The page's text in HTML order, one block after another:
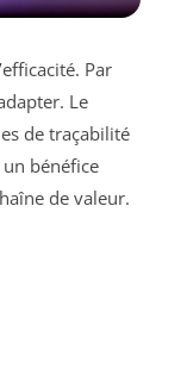
Par
Le
de traçabilité
bénéfice
de valeur.